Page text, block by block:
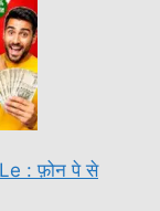
: फ़ोन पे से